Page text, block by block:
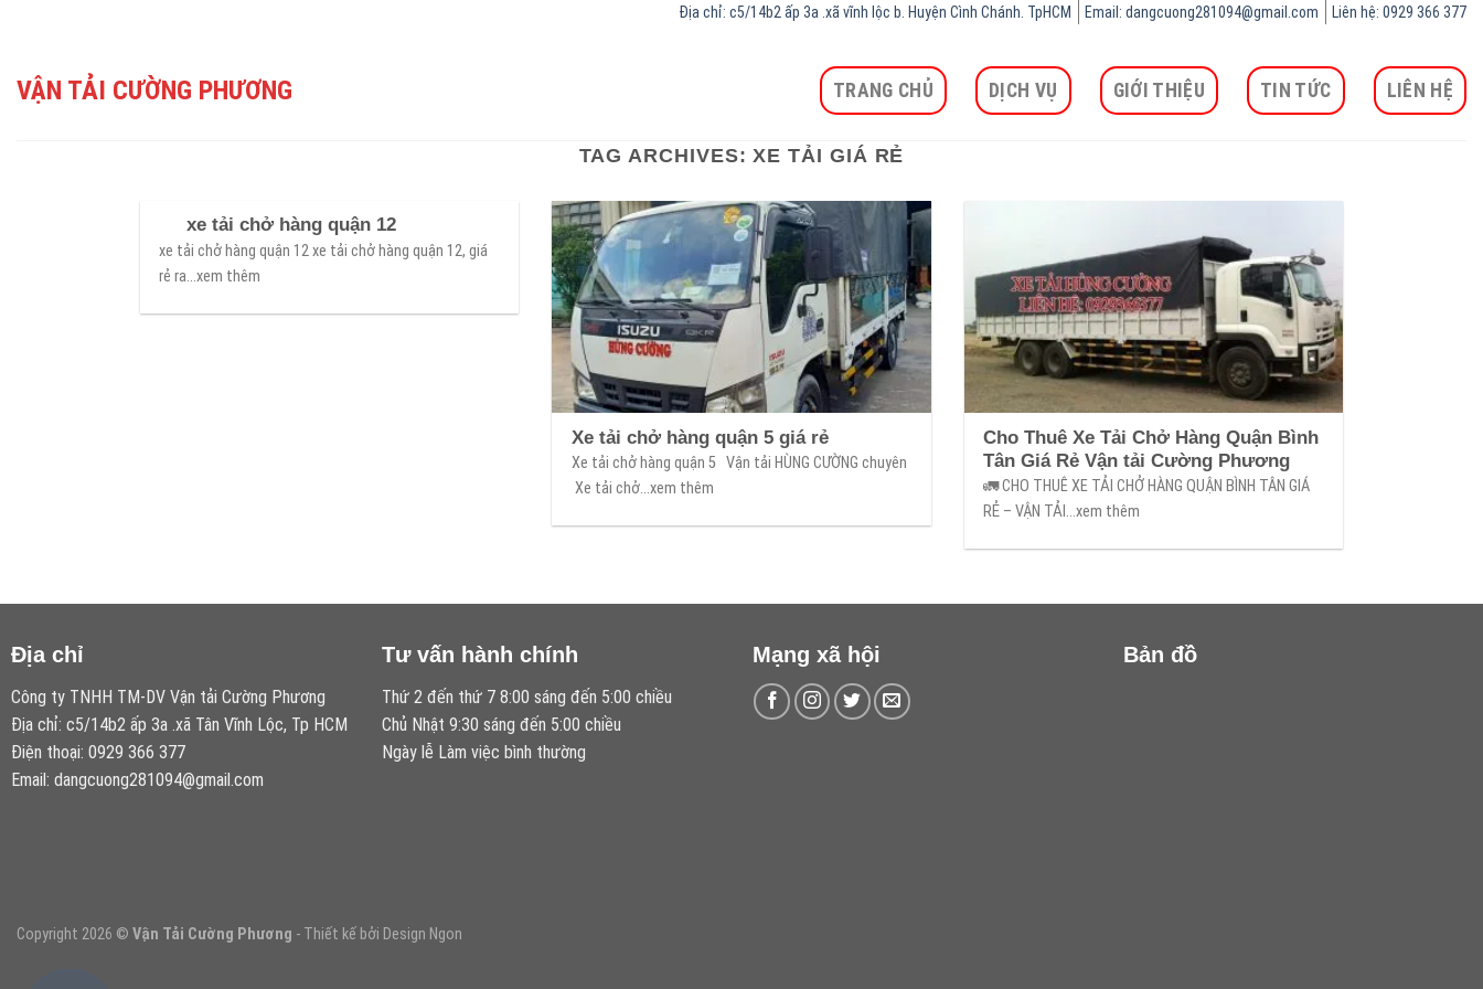
Địa chỉ: c5/14b2 ấp 3a .xã vĩnh lộc b. Huyện Cình Chánh. TpHCM Email: dangcuong281094@gmail.com Liên hệ: 0929 366 377
VẬN TẢI CƯỜNG PHƯƠNG TRANG CHỦ DỊCH VỤ GIỚI THIỆU TIN TỨC LIÊN HỆ
TAG ARCHIVES:XE TẢI GIÁ RẺ
xe tải chở hàng quận 12
xe tải chở hàng quận 12 xe tải chở hàng quận 12, giá
rẻ ra...xem thêm
Xe tải chở hàng quận 5 giá rẻ
Xe tải chở hàng quận 5 Vận tải HÙNG CƯỜNG chuyên
Xe tải chở...xem thêm
Cho Thuê Xe Tải Chở Hàng Quận Bình
Tân Giá Rẻ Vận tải Cường Phương
🚛 CHO THUÊ XE TẢI CHỞ HÀNG QUẬN BÌNH TÂN GIÁ
RẺ – VẬN TẢI...xem thêm
Địa chỉ
Công ty TNHH TM-DV Vận tải Cường Phương
Địa chỉ: c5/14b2 ấp 3a .xã Tân Vĩnh Lộc, Tp HCM
Điện thoại: 0929 366 377
Email: dangcuong281094@gmail.com
Tư vấn hành chính
Thứ 2 đến thứ 7 8:00 sáng đến 5:00 chiều
Chủ Nhật 9:30 sáng đến 5:00 chiều
Ngày lễ Làm việc bình thường
Mạng xã hội Bản đồ
Copyright 2026 © Vận Tải Cường Phương - Thiết kế bởi Design Ngon